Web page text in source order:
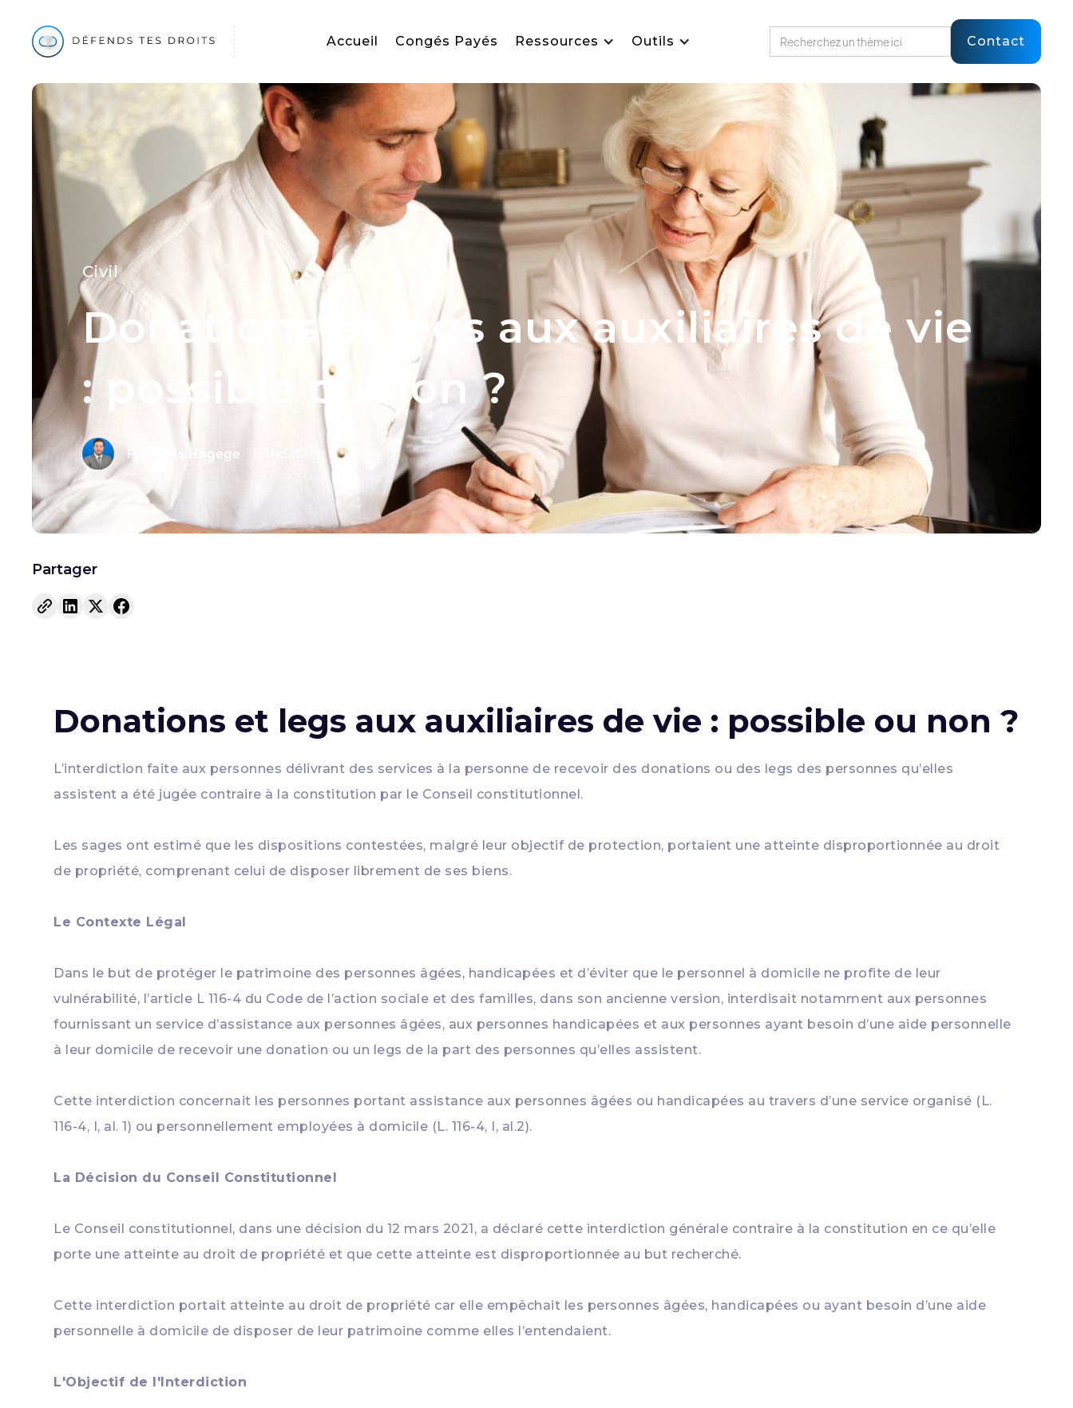
Accueil Congés Payés Ressources Outils Contact
Civil
Donations et legs aux auxiliaires de vie
: possible ou non ?
Francois Hagege
Partager
Donations et legs aux auxiliaires de vie : possible ou non ?
L’interdiction faite aux personnes délivrant des services à la personne de recevoir des donations ou des legs des personnes qu’elles
assistent a été jugée contraire à la constitution par le Conseil constitutionnel.
Les sages ont estimé que les dispositions contestées, malgré leur objectif de protection, portaient une atteinte disproportionnée au droit
de propriété, comprenant celui de disposer librement de ses biens.
Le Contexte Légal
Dans le but de protéger le patrimoine des personnes âgées, handicapées et d’éviter que le personnel à domicile ne profite de leur
vulnérabilité, l’article L 116-4 du Code de l’action sociale et des familles, dans son ancienne version, interdisait notamment aux personnes
fournissant un service d’assistance aux personnes âgées, aux personnes handicapées et aux personnes ayant besoin d’une aide personnelle
à leur domicile de recevoir une donation ou un legs de la part des personnes qu’elles assistent.
Cette interdiction concernait les personnes portant assistance aux personnes âgées ou handicapées au travers d’une service organisé (L.
116-4, I, al. 1) ou personnellement employées à domicile (L. 116-4, I, al.2).
La Décision du Conseil Constitutionnel
Le Conseil constitutionnel, dans une décision du 12 mars 2021, a déclaré cette interdiction générale contraire à la constitution en ce qu’elle
porte une atteinte au droit de propriété et que cette atteinte est disproportionnée au but recherché.
Cette interdiction portait atteinte au droit de propriété car elle empêchait les personnes âgées, handicapées ou ayant besoin d’une aide
personnelle à domicile de disposer de leur patrimoine comme elles l’entendaient.
L'Objectif de l'Interdiction